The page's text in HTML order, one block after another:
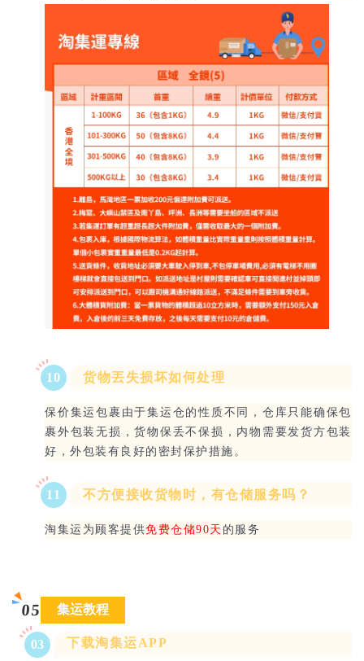
10 货物丟失损坏如何处理
保价集运包裹由于集运仓的性质不同，仓库只能确保包
裹外包装无损，货物保丢不保损，内物需要发货方包装
好，外包装有良好的密封保护措施。
11 不方便接收货物时，有仓储服务吗？
淘集运为顾客提供免费仓储90天 的服务
05 集运教程
03 下载淘集运APP